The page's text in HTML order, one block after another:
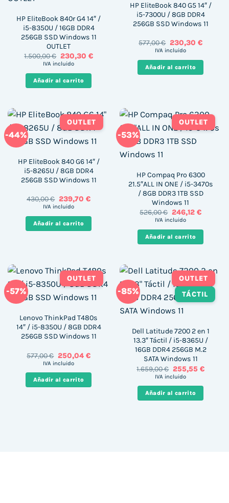
HP EliteBook 840r G4 14″ /
i5-8350U / 16GB DDR4
256GB SSD Windows 11
OUTLET
1.500,00€ El
precio
era:
1.500,00 €.
230,30 €El
IVA incluido
Añadir al carrito
HP EliteBook 840 G5 14″ /
i5-7300U / 8GB DDR4
256GB SSD Windows 11
577,00€ El
precio
era:
577,00 €.
230,30 €El
es:
IVA incluido
Añadir al carrito
-44%
OUTLET
HP EliteBook 840 G6 14″ /
i5-8265U / 8GB DDR4
256GB SSD Windows 11
430,00€ El
precio
era:
430,00 €.
239,70 €El
es:
IVA incluido
Añadir al carrito
-53%
OUTLET
HP Compaq Pro 6300
21.5″ALL IN ONE / i5-3470s
/ 8GB DDR3 1TB SSD
Windows 11
526,00€ El
precio
era:
526,00 €.
246,12 €El
es:
IVA incluido
Añadir al carrito
-57%
OUTLET
Lenovo ThinkPad T480s
14″ / i5-8350U / 8GB DDR4
256GB SSD Windows 11
577,00€ El
precio
era:
577,00 €.
250,04 €El
es:
250,04 €.
IVA incluido
Añadir al carrito
-85%
OUTLET
TÁCTIL
Dell Latitude 7200 2 en 1
13.3″ Táctil / i5-8365U /
16GB DDR4 256GB M.2
SATA Windows 11
1.659,00€ El
precio
era:
1.659,00 €.
255,55 €El
IVA incluido
Añadir al carrito